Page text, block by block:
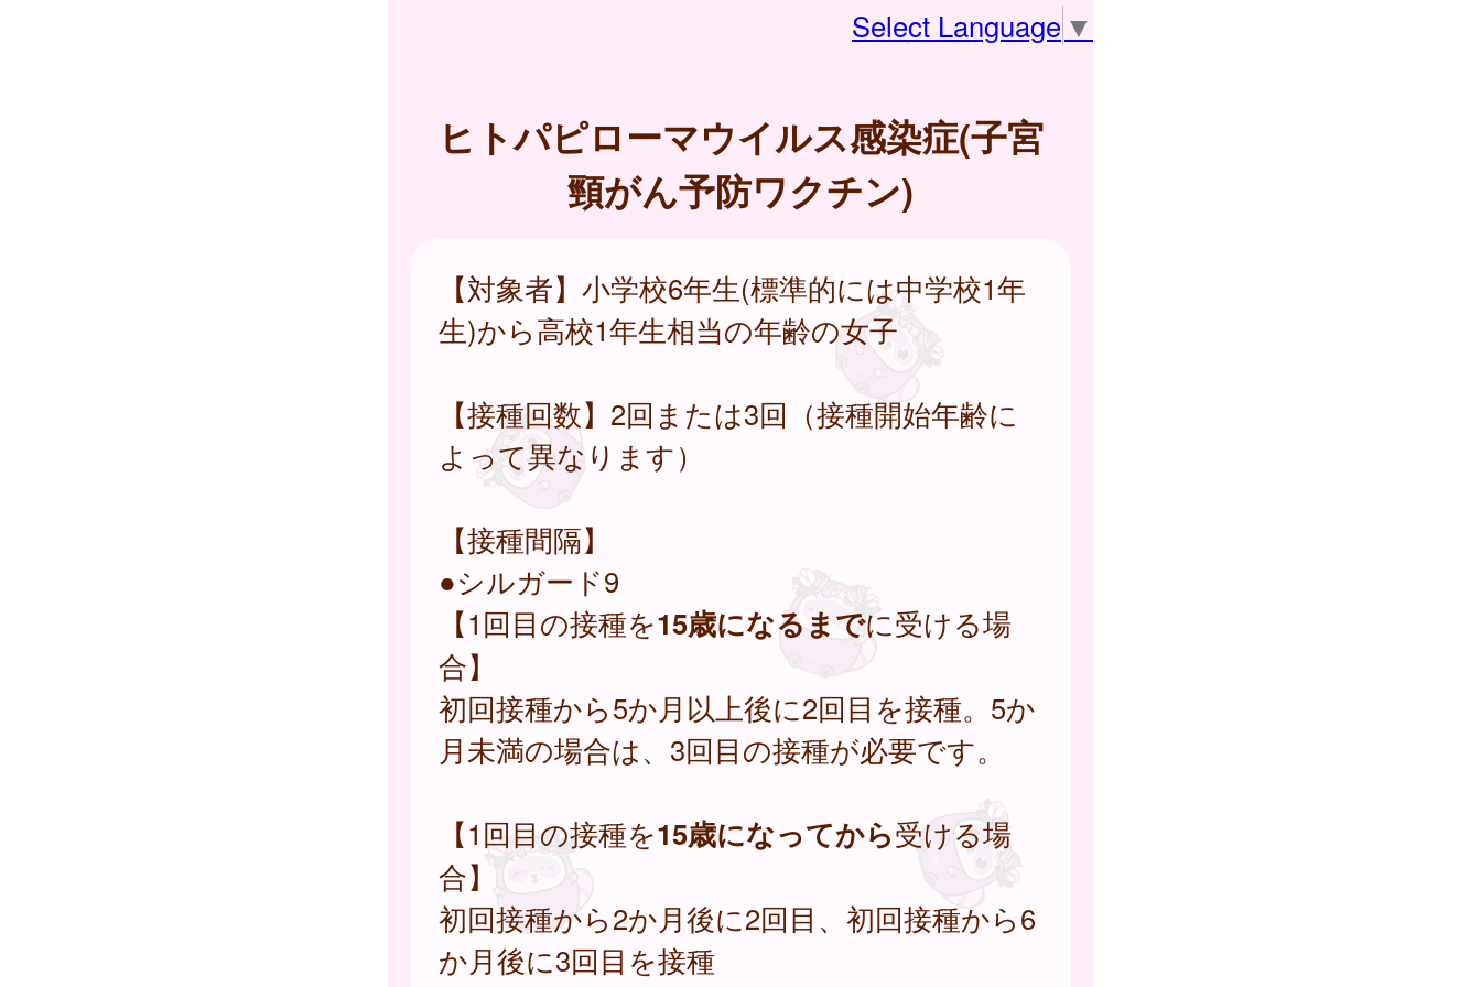
Select Language ▼
ヒトパピローマウイルス感染症(子宮
頸がん予防ワクチン)
【対象者】小学校6年生(標準的には中学校1年
生)から高校1年生相当の年齢の女子
【接種回数】2回または3回（接種開始年齢に
よって異なります）
【接種間隔】
●シルガード9
【1回目の接種を15歳になるまでに受ける場
合】
初回接種から5か月以上後に2回目を接種。5か
月未満の場合は、3回目の接種が必要です。
【1回目の接種を15歳になってから受ける場
合】
初回接種から2か月後に2回目、初回接種から6
か月後に3回目を接種